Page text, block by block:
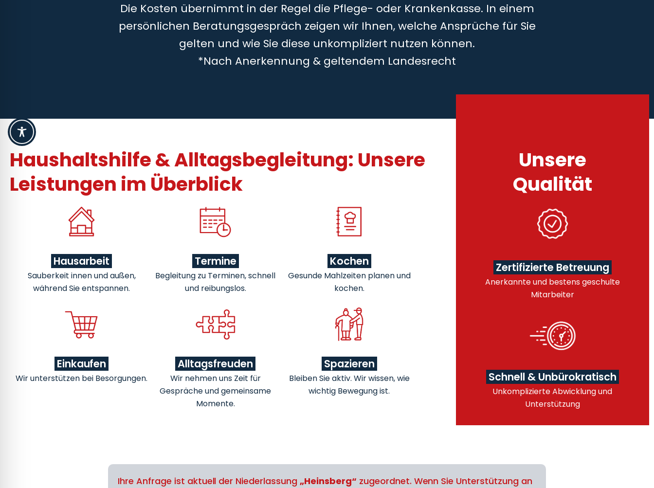
Die Kosten übernimmt in der Regel die Pflege- oder Krankenkasse. In einem
persönlichen Beratungsgespräch zeigen wir Ihnen, welche Ansprüche für Sie
gelten und wie Sie diese unkompliziert nutzen können.
*Nach Anerkennung & geltendem Landesrecht
Haushaltshilfe & Alltagsbegleitung: Unsere
Leistungen im Überblick
Hausarbeit
Sauberkeit innen und außen,
während Sie entspannen.
Termine
Begleitung zu Terminen, schnell
und reibungslos.
Kochen
Gesunde Mahlzeiten planen und
kochen.
Einkaufen
Wir unterstützen bei Besorgungen.
Alltagsfreuden
Wir nehmen uns Zeit für
Gespräche und gemeinsame
Momente.
Spazieren
Bleiben Sie aktiv. Wir wissen, wie
wichtig Bewegung ist.
Unsere
Qualität
Zertifizierte Betreuung
Anerkannte und bestens geschulte
Mitarbeiter
Schnell & Unbürokratisch
Unkomplizierte Abwicklung und
Unterstützung
Ihre Anfrage ist aktuell der Niederlassung„Heinsberg“ zugeordnet. Wenn Sie Unterstützung an